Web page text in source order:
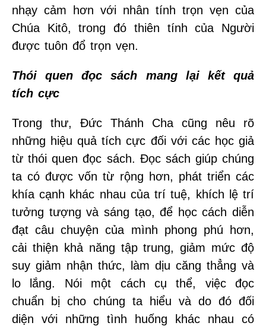
nhạy cảm hơn với nhân tính trọn vẹn của
Chúa Kitô, trong đó thiên tính của Người
được tuôn đổ trọn vẹn.
Thói quen đọc sách mang lại kết quả
tích cực
Trong thư, Đức Thánh Cha cũng nêu rõ
những hiệu quả tích cực đối với các học giả
từ thói quen đọc sách. Đọc sách giúp chúng
ta có được vốn từ rộng hơn, phát triển các
khía cạnh khác nhau của trí tuệ, khích lệ trí
tưởng tượng và sáng tạo, để học cách diễn
đạt câu chuyện của mình phong phú hơn,
cải thiện khả năng tập trung, giảm mức độ
suy giảm nhận thức, làm dịu căng thẳng và
lo lắng. Nói một cách cụ thể, việc đọc
chuẩn bị cho chúng ta hiểu và do đó đối
diện với những tình huống khác nhau có